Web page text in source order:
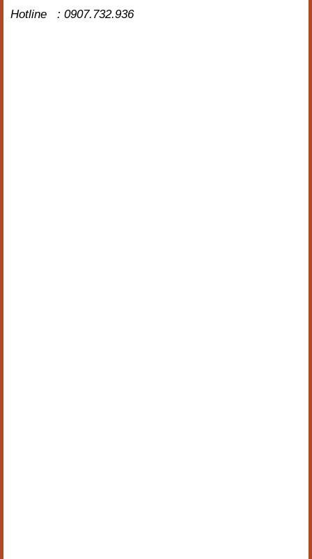
Hotline : 0907.732.936